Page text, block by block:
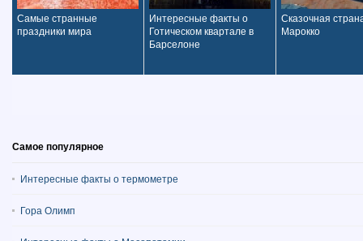
Самые странные
праздники мира
Интересные факты о
Готическом квартале в
Барселоне
Сказочная
Марокко
Самое популярное
Интересные факты о термометре
Гора Олимп